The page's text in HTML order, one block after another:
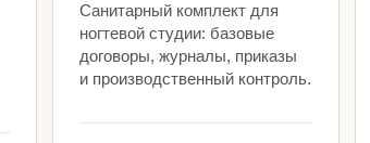
Санитарный комплект для
ногтевой студии: базовые
договоры, журналы, приказы
и производственный контроль.